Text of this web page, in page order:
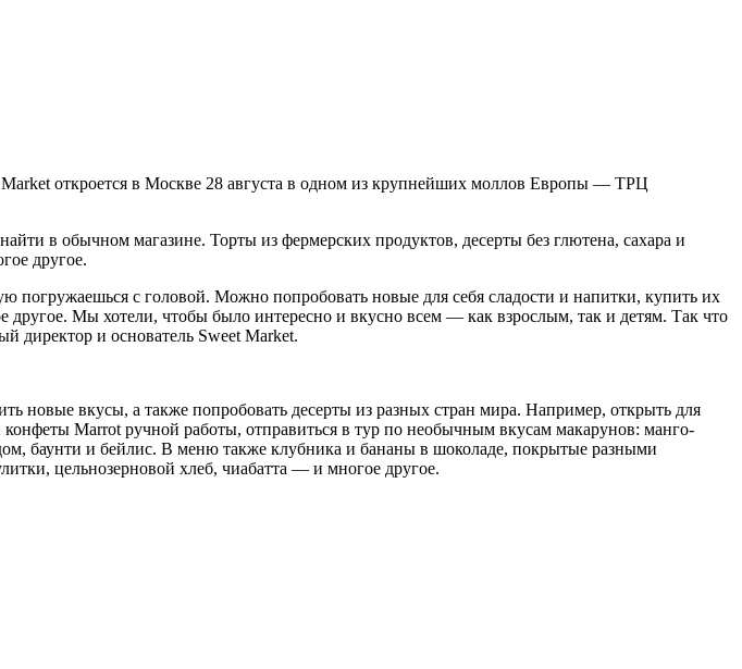
Market откроется в Москве 28 августа в одном из крупнейших моллов Европы — ТРЦ
в обычном магазине. Торты из фермерских продуктов, десерты без глютена, сахара и
другое.
погружаешься с головой. Можно попробовать новые для себя сладости и напитки, купить их
другое. Мы хотели, чтобы было интересно и вкусно всем — как взрослым, так и детям. Так что
директор и основатель Sweet Market.
новые вкусы, а также попробовать десерты из разных стран мира. Например, открыть для
Marrot ручной работы, отправиться в тур по необычным вкусам макарунов: манго-
баунти и бейлис. В меню также клубника и бананы в шоколаде, покрытые разными
цельнозерновой хлеб, чиабатта — и многое другое.